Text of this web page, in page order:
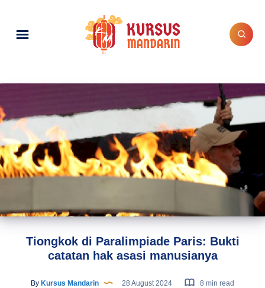
Tiongkok di Paralimpiade Paris: Bukti
catatan hak asasi manusianya
By Kursus Mandarin 28 August 2024
8 min read